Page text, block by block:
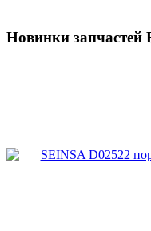
Новинки запчастей